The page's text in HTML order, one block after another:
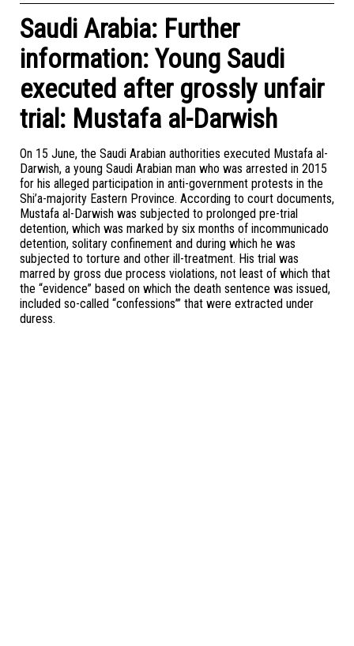
Saudi Arabia: Further
information: Young Saudi
executed after grossly unfair
trial: Mustafa al-Darwish
On 15 June, the Saudi Arabian authorities executed Mustafa al-
Darwish, a young Saudi Arabian man who was arrested in 2015
for his alleged participation in anti-government protests in the
Shi’a-majority Eastern Province. According to court documents,
Mustafa al-Darwish was subjected to prolonged pre-trial
detention, which was marked by six months of incommunicado
detention, solitary confinement and during which he was
subjected to torture and other ill-treatment. His trial was
marred by gross due process violations, not least of which that
the “evidence” based on which the death sentence was issued,
included so-called “confessions’” that were extracted under
duress.